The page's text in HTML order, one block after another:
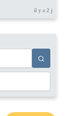
il y a 2 j